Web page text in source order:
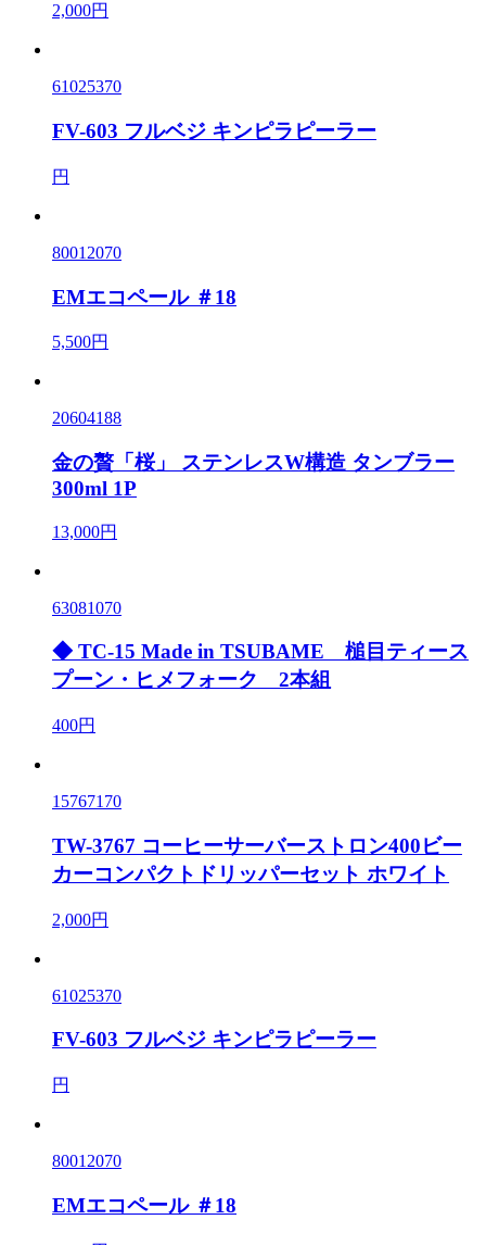
2,000円
61025370
FV-603 フルベジ キンピラピーラー
円
80012070
EMエコペール ＃18
5,500円
20604188
金の贅「桜」 ステンレスW構造 タンブラー
300ml 1P
13,000円
63081070
◆ TC-15 Made in TSUBAME 槌目ティース
プーン・ヒメフォーク 2本組
400円
15767170
TW-3767 コーヒーサーバーストロン400ビー
カーコンパクトドリッパーセット ホワイト
2,000円
61025370
FV-603 フルベジ キンピラピーラー
円
80012070
EMエコペール ＃18